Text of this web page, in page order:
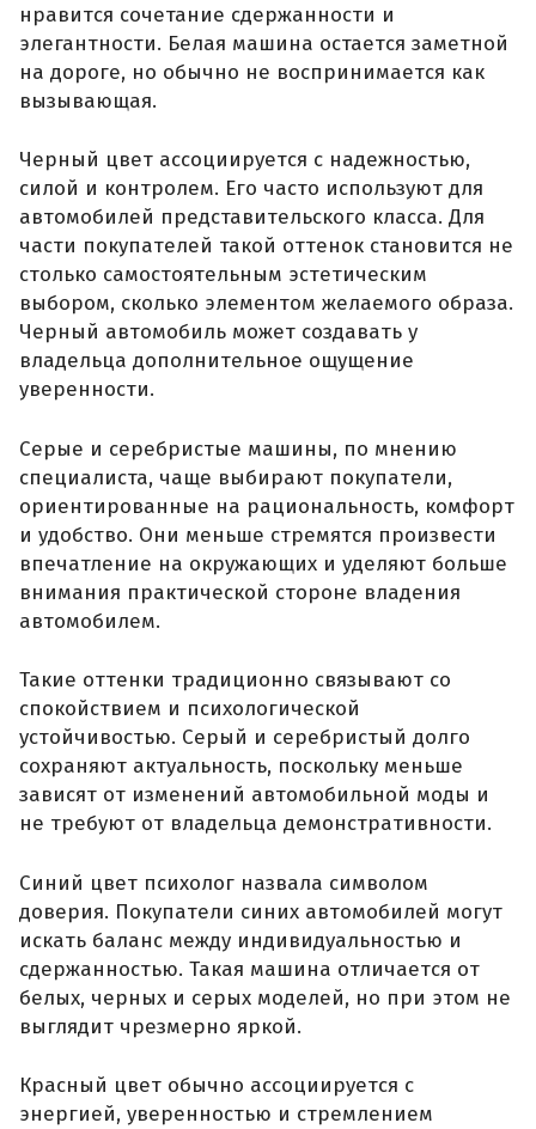
нравится сочетание сдержанности и
элегантности. Белая машина остается заметной
на дороге, но обычно не воспринимается как
вызывающая.
Черный цвет ассоциируется с надежностью,
силой и контролем. Его часто используют для
автомобилей представительского класса. Для
части покупателей такой оттенок становится не
столько самостоятельным эстетическим
выбором, сколько элементом желаемого образа.
Черный автомобиль может создавать у
владельца дополнительное ощущение
уверенности.
Серые и серебристые машины, по мнению
специалиста, чаще выбирают покупатели,
ориентированные на рациональность, комфорт
и удобство. Они меньше стремятся произвести
впечатление на окружающих и уделяют больше
внимания практической стороне владения
автомобилем.
Такие оттенки традиционно связывают со
спокойствием и психологической
устойчивостью. Серый и серебристый долго
сохраняют актуальность, поскольку меньше
зависят от изменений автомобильной моды и
не требуют от владельца демонстративности.
Синий цвет психолог назвала символом
доверия. Покупатели синих автомобилей могут
искать баланс между индивидуальностью и
сдержанностью. Такая машина отличается от
белых, черных и серых моделей, но при этом не
выглядит чрезмерно яркой.
Красный цвет обычно ассоциируется с
энергией, уверенностью и стремлением